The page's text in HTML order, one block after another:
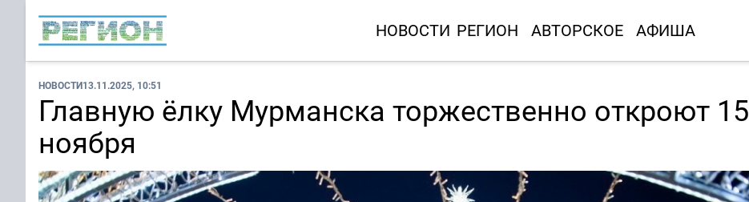
НОВОСТИ РЕГИОН АВТОРСКОЕ АФИША
НОВОСТИ13.11.2025, 10:51
Главную ёлку Мурманска торжественно откроют 15
ноября